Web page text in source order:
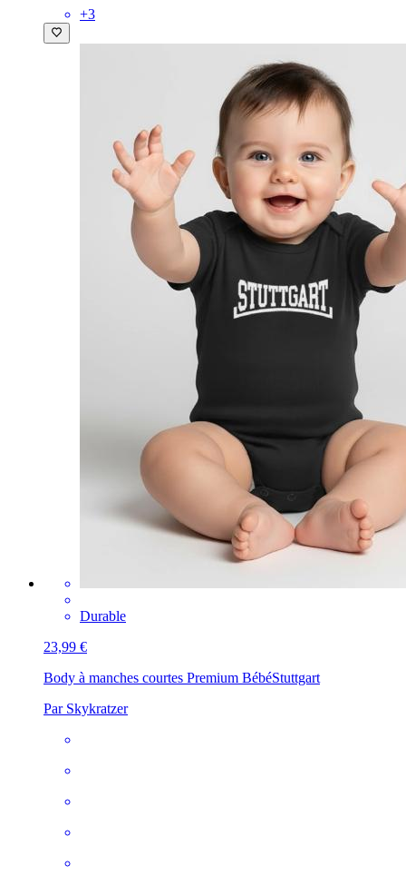
+3
Durable
23,99 €
Body à manches courtes Premium BébéStuttgart
Par Skykratzer